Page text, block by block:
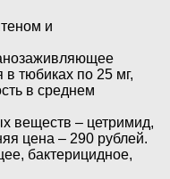
и
тюбиках по 25 мг,
в среднем
веществ – цетримид,
цена – 290 рублей.
бактерицидное,